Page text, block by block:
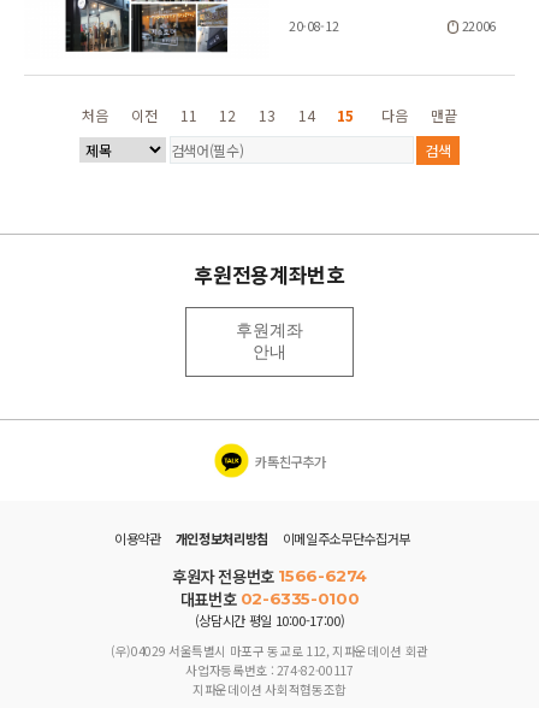
20-08-12 22006
처음 이전 11 12 13 14 15 다음 맨끝
후원전용계좌번호
후원계좌
안내
카톡친구추가
이용약관 개인정보처리방침 이메일주소무단수집거부
후원자 전용번호 1566-6274
대표번호 02-6335-0100
(상담시간 평일 10:00-17:00)
(우)04029 서울특별시 마포구 동교로 112, 지파운데이션 회관
사업자등록번호 : 274-82-00117
지파운데이션 사회적협동조합